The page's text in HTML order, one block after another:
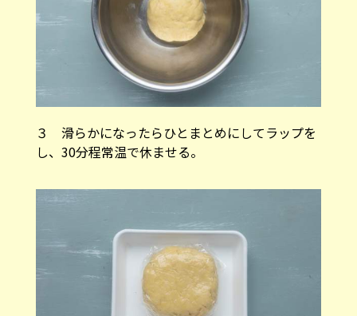
３ 滑らかになったらひとまとめにしてラップを
し、30分程常温で休ませる。